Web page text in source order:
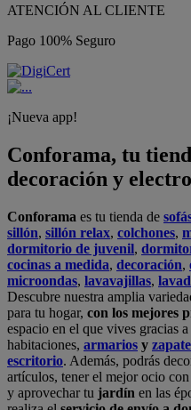
ATENCIÓN AL CLIENTE
Pago 100% Seguro
¡Nueva app!
Conforama, tu
decoración y
Conforama es tu tienda de
sillón, sillón relax, colchones,
dormitorio de juvenil,
cocinas a medida, decoración,
microondas, lavavajillas,
Descubre nuestra amplia
para tu hogar, con los mejores
espacio en el que vives gracias
habitaciones, armarios y
escritorio. Además, podrás
artículos, tener el mejor ocio
y aprovechar tu jardín en las